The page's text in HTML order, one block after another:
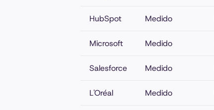
HubSpot Medido
Microsoft Medido
Salesforce Medido
L'Oréal Medido